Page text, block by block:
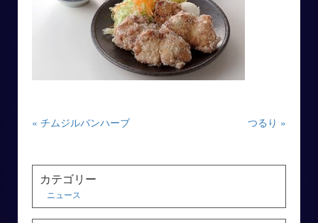
« チムジルバンハーブ つるり »
カテゴリー
ニュース